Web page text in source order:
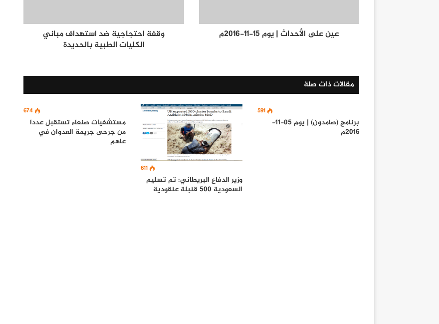
عين على الأحداث | يوم 15-11-2016م
وقفة احتجاجية ضد استهداف مباني
الكليات الطبية بالحديدة
مقالات ذات صلة
591
برنامج (صامدون) | يوم 05-11-
2016م
611
وزير الدفاع البريطاني: تم تسليم
السعودية 500 قنبلة عنقودية
674
مستشفيات صنعاء تستقبل عددا
من جرحى جريمة العدوان في
عاهم